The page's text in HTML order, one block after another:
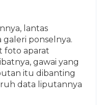
lantas
galeri ponselnya.
foto aparat
gawai yang
itu dibanting
data liputannya